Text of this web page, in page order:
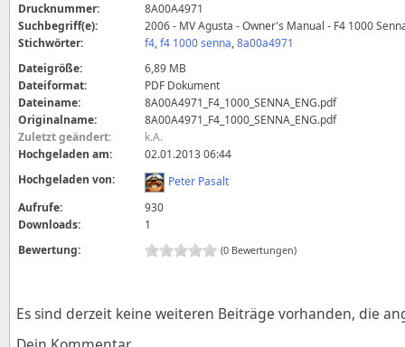
Drucknummer:
8A00A4971
Suchbegriff(e):
2006 - MV Agusta - Owner's Manual - F4 1000
Stichwörter:
f4,f4 1000 senna,8a00a4971
Dateigröße:
6,89 MB
Dateiformat:
PDF Dokument
Dateiname:
8A00A4971_F4_1000_SENNA_ENG.pdf
Originalname:
8A00A4971_F4_1000_SENNA_ENG.pdf
Zuletzt geändert:
k.A.
Hochgeladen am:
02.01.2013 06:44
Hochgeladen von:
Peter Pasalt
Aufrufe:
930
Downloads:
1
Bewertung:
(0 Bewertungen)
Es sind derzeit keine weiteren Beiträge vorhanden, die